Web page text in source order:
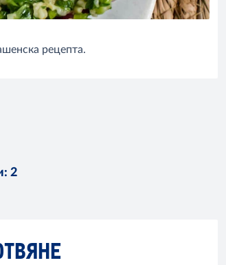
рецепта.
: 2